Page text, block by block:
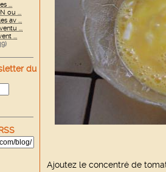
...
ou ...
av ...
...
...
)
du
Ajoutez le concentré de